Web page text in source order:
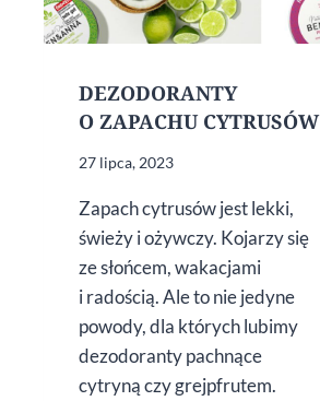
DEZODORANTY
O ZAPACHU CYTRUSÓW
27 lipca, 2023
Zapach cytrusów jest lekki,
świeży i ożywczy. Kojarzy się
ze słońcem, wakacjami
i radością. Ale to nie jedyne
powody, dla których lubimy
dezodoranty pachnące
cytryną czy grejpfrutem.